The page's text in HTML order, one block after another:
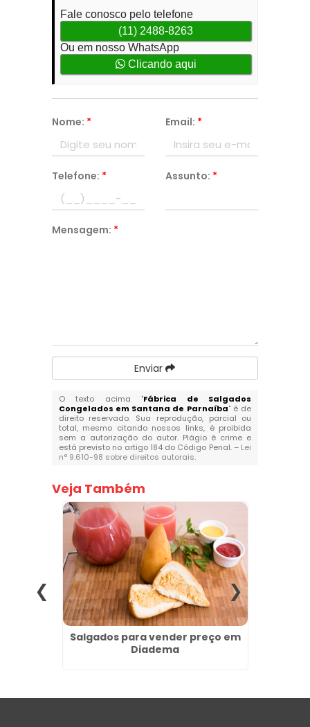
Fale conosco pelo telefone
(11) 2488-8263
Ou em nosso WhatsApp
Clicando aqui
Nome: * Email: *
Telefone: * Assunto: *
Mensagem: *
Enviar
O texto acima "Fábrica de Salgados
Congelados em Santana de Parnaíba" é de
direito reservado. Sua reprodução, parcial ou
total, mesmo citando nossos links, é proibida
sem a autorização do autor. Plágio é crime e
está previsto no artigo 184 do Código Penal. – Lei
n° 9.610-98 sobre direitos autorais.
Veja Também
Salgados para vender preço em
Diadema